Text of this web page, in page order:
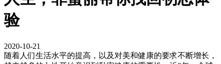
验
2020-10-21
随着人们生活水平的提高，以及对美和健康的要求不断增长，